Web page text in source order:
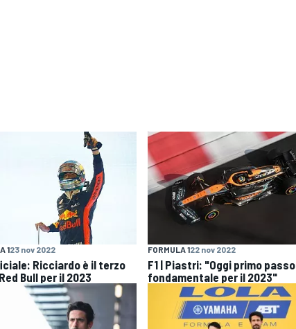
123 nov 2022
Ricciardo è il terzo
Bull per il 2023
FORMULA 122 nov 2022
F1 | Piastri: "Oggi primo passo
fondamentale per il 2023"